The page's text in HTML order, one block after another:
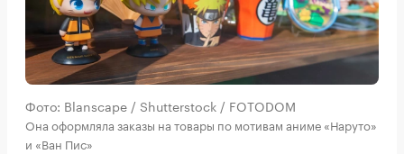
Фото: Blanscape / Shutterstock / FOTODOM
Она оформляла заказы на товары по мотивам аниме «Наруто»
и «Ван Пис»